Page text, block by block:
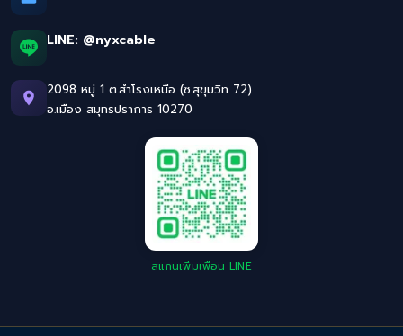
LINE: @nyxcable
2098 หมู่ 1 ต.สำโรงเหนือ (ซ.สุขุมวิท 72)
อ.เมือง สมุทรปราการ 10270
สแกนเพิ่มเพื่อน LINE